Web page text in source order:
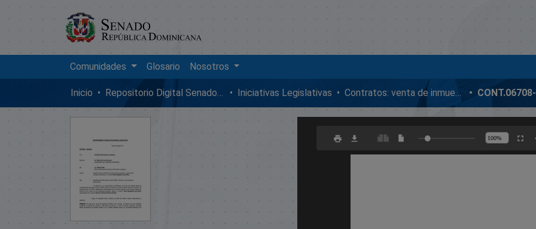
Comunidades Glosario Nosotros
Inicio Repositorio Digital SenadoRD Iniciativas Legislativas Contratos: venta de inmuebles, enmiendas y donaciones